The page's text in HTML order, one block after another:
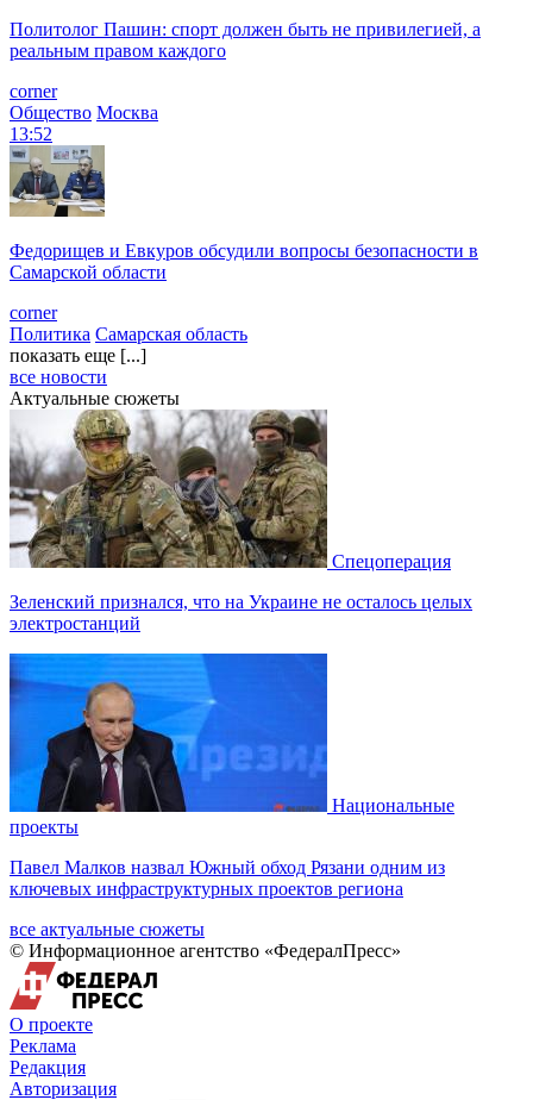
Политолог Пашин: спорт должен быть не привилегией, а
реальным правом каждого
corner
Общество Москва
13:52
Федорищев и Евкуров обсудили вопросы безопасности в
Самарской области
corner
Политика Самарская область
показать еще [...]
все новости
Актуальные сюжеты
Спецоперация
Зеленский признался, что на Украине не осталось целых
электростанций
Национальные
проекты
Павел Малков назвал Южный обход Рязани одним из
ключевых инфраструктурных проектов региона
все актуальные сюжеты
© Информационное агентство «ФедералПресс»
О проекте
Реклама
Редакция
Авторизация